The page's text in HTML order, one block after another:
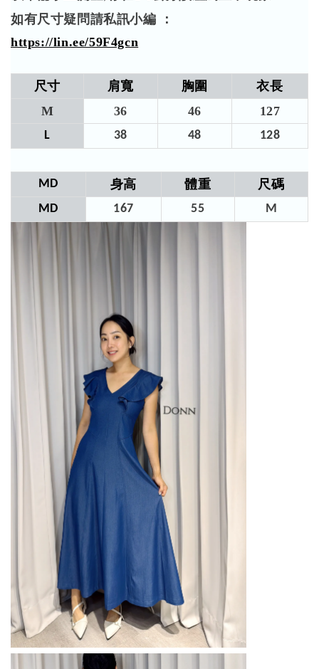
如有尺寸疑問請私訊小編 ：
https://lin.ee/59F4gcn
尺寸 肩寬 胸圍
衣長
M
36 46 127​
L 38 48 128​
MD 身高 體重 尺碼
MD 167 55 M